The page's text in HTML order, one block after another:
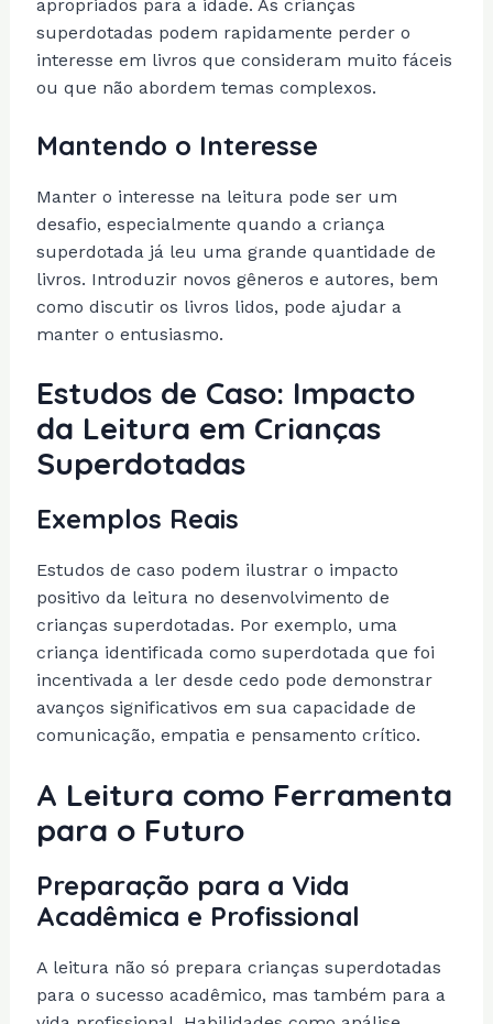
apropriados para a idade. As crianças
superdotadas podem rapidamente perder o
interesse em livros que consideram muito fáceis
ou que não abordem temas complexos.
Mantendo o Interesse
Manter o interesse na leitura pode ser um
desafio, especialmente quando a criança
superdotada já leu uma grande quantidade de
livros. Introduzir novos gêneros e autores, bem
como discutir os livros lidos, pode ajudar a
manter o entusiasmo.
Estudos de Caso: Impacto
da Leitura em Crianças
Superdotadas
Exemplos Reais
Estudos de caso podem ilustrar o impacto
positivo da leitura no desenvolvimento de
crianças superdotadas. Por exemplo, uma
criança identificada como superdotada que foi
incentivada a ler desde cedo pode demonstrar
avanços significativos em sua capacidade de
comunicação, empatia e pensamento crítico.
A Leitura como Ferramenta
para o Futuro
Preparação para a Vida
Acadêmica e Profissional
A leitura não só prepara crianças superdotadas
para o sucesso acadêmico, mas também para a